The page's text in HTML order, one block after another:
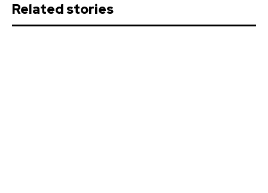
Related stories